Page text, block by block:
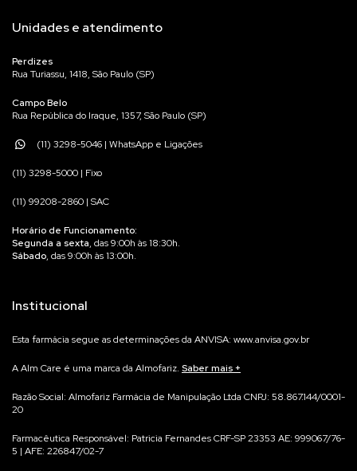
Unidades e atendimento
Perdizes
Rua Turiassu, 1418, São Paulo (SP)
Campo Belo
Rua República do Iraque, 1357, São Paulo (SP)
(11) 3298-5046 | WhatsApp e Ligações
(11) 3298-5000 | Fixo
(11) 99208-2860 | SAC
Horário de Funcionamento:
Segunda a sexta, das 9:00h às 18:30h.
Sábado, das 9:00h às 13:00h.
Institucional
Esta farmácia segue as determinações da ANVISA: www.anvisa.gov.br
A Alm Care é uma marca da Almofariz. Saber mais
Por isso, cada suplemento é manipulado para você, de forma individualizada,
Não trabalhamos com produtos prontos em estoque — cada fórmula é
Razão Social: Almofariz Farmácia de Manipulação Ltda CNPJ: 58.867.144/0001-
20
Farmacêutica Responsável: Patricia Fernandes CRF-SP 23353 AE: 999067/76-
5 | AFE: 226847/02-7